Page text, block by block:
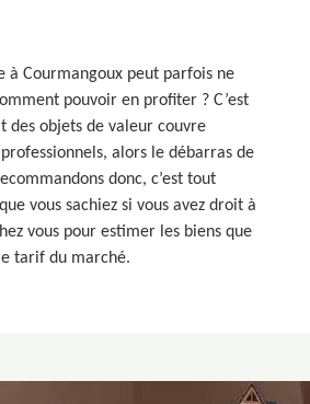
Courmangoux peut parfois ne
pouvoir en profiter ? C’est
des objets de valeur couvre
alors le débarras de
donc, c’est tout
vous sachiez si vous avez droit à
vous pour estimer les biens que
tarif du marché.